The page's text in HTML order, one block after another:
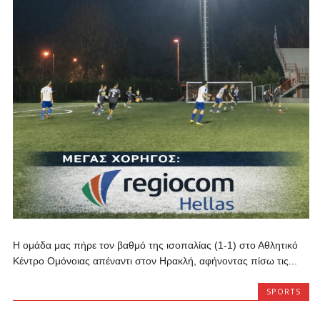
Η ομάδα μας πήρε τον βαθμό της ισοπαλίας (1-1) στο Αθλητικό
Κέντρο Ομόνοιας απέναντι στον Ηρακλή, αφήνοντας πίσω τις...
SPORTS